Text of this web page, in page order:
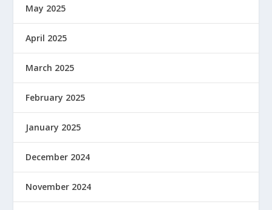
May 2025
April 2025
March 2025
February 2025
January 2025
December 2024
November 2024